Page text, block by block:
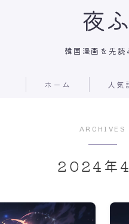
夜
韓国漫画を先
ホーム 人気
ARCHIVES
2024年4